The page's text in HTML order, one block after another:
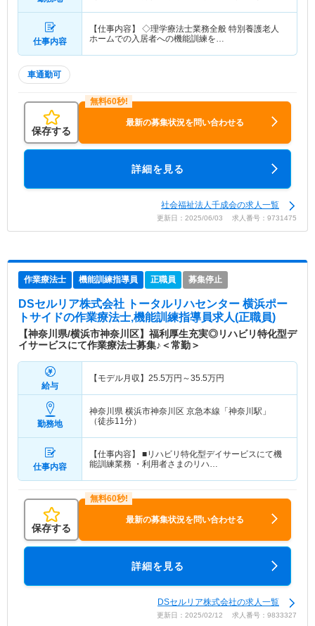
仕事内容
【仕事内容】 ◇理学療法士業務全般 特別養護老人
ホームでの入居者への機能訓練を…
車通勤可
保存する
最新の募集状況を問い合わせる
詳細を見る
社会福祉法人千成会の求人一覧
更新日：2025/06/03 求人番号：9731475
作業療法士 機能訓練指導員 正職員 募集停止
DSセルリア株式会社 トータルリハセンター 横浜ポー
トサイドの作業療法士,機能訓練指導員求人(正職員)
【神奈川県/横浜市神奈川区】福利厚生充実◎リハビリ特化型デ
イサービスにて作業療法士募集♪＜常勤＞
給与
【モデル月収】 25.5万円～35.5万円
勤務地
神奈川県 横浜市神奈川区 京急本線「神奈川駅」
（徒歩11分）
仕事内容
【仕事内容】 ■リハビリ特化型デイサービスにて機
能訓練業務 ・利用者さまのリハ…
保存する
最新の募集状況を問い合わせる
詳細を見る
DSセルリア株式会社の求人一覧
更新日：2025/02/12 求人番号：9833327